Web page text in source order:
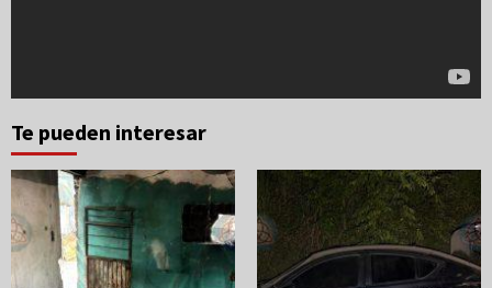
Te pueden interesar